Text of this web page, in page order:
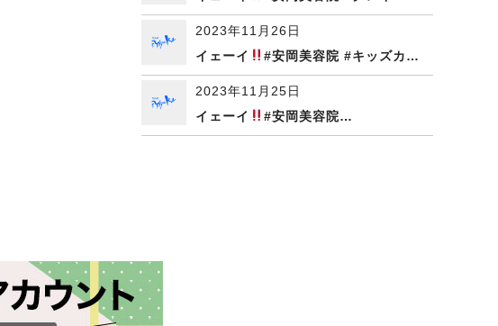
2023年11月26日
イェーイ
#安岡美容院 #キッズカ…
2023年11月25日
イェーイ
#安岡美容院…